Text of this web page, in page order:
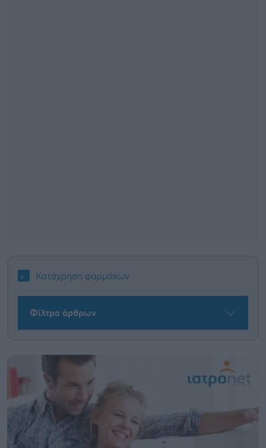
Κατάχρηση φαρμάκων
Φίλτρα άρθρων